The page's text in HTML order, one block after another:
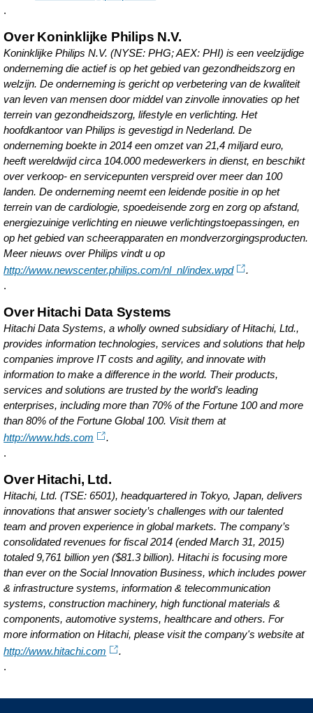
aan-
innovatieve-
oplossing-
voor-
.
Over Koninklijke Philips N.V.
Koninklijke Philips N.V. (NYSE: PHG; AEX: PHI) is een veelzijdige
onderneming die actief is op het gebied van gezondheidszorg en
welzijn. De onderneming is gericht op verbetering van de kwaliteit
van leven van mensen door middel van zinvolle innovaties op het
terrein van gezondheidszorg, lifestyle en verlichting. Het
hoofdkantoor van Philips is gevestigd in Nederland. De
onderneming boekte in 2014 een omzet van 21,4 miljard euro,
heeft wereldwijd circa 104.000 medewerkers in dienst, en beschikt
over verkoop- en servicepunten verspreid over meer dan 100
landen. De onderneming neemt een leidende positie in op het
terrein van de cardiologie, spoedeisende zorg en zorg op afstand,
energiezuinige verlichting en nieuwe verlichtingstoepassingen, en
op het gebied van scheerapparaten en mondverzorgingsproducten.
Meer nieuws over Philips vindt u op
http://www.newscenter.philips.com/nl_nl/index.wpd
.
.
Over Hitachi Data Systems
Hitachi Data Systems, a wholly owned subsidiary of Hitachi, Ltd.,
provides information technologies, services and solutions that help
companies improve IT costs and agility, and innovate with
information to make a difference in the world. Their products,
services and solutions are trusted by the world’s leading
enterprises, including more than 70% of the Fortune 100 and more
than 80% of the Fortune Global 100. Visit them at
http://www.hds.com
.
.
Over Hitachi, Ltd.
Hitachi, Ltd. (TSE: 6501), headquartered in Tokyo, Japan, delivers
innovations that answer society’s challenges with our talented
team and proven experience in global markets. The company’s
consolidated revenues for fiscal 2014 (ended March 31, 2015)
totaled 9,761 billion yen ($81.3 billion). Hitachi is focusing more
than ever on the Social Innovation Business, which includes power
& infrastructure systems, information & telecommunication
systems, construction machinery, high functional materials &
components, automotive systems, healthcare and others. For
more information on Hitachi, please visit the company's website at
http://www.hitachi.com
.
.